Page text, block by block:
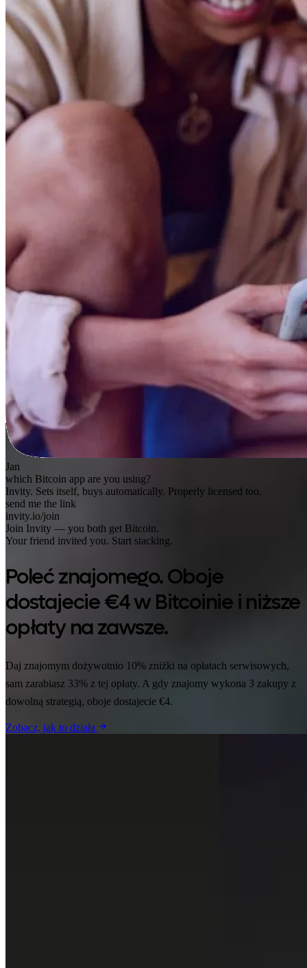
Jan
which Bitcoin app are you using?
Invity. Sets itself, buys automatically. Properly licensed too.
send me the link
invity.io/join
Join Invity — you both get Bitcoin.
Your friend invited you. Start stacking.
Poleć znajomego. Oboje
dostajecie €4 w Bitcoinie i niższe
opłaty na zawsze.
Daj znajomym dożywotnio 10% zniżki na opłatach serwisowych,
sam zarabiasz 33% z tej opłaty. A gdy znajomy wykona 3 zakupy z
dowolną strategią, oboje dostajecie €4.
Zobacz, jak to działa